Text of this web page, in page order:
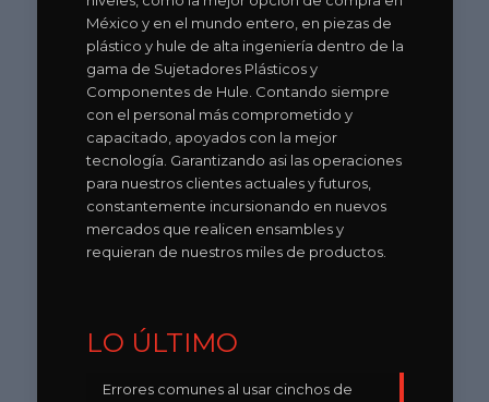
México y en el mundo entero, en piezas de
plástico y hule de alta ingeniería dentro de la
gama de Sujetadores Plásticos y
Componentes de Hule. Contando siempre
con el personal más comprometido y
capacitado, apoyados con la mejor
tecnología. Garantizando asi las operaciones
para nuestros clientes actuales y futuros,
constantemente incursionando en nuevos
mercados que realicen ensambles y
requieran de nuestros miles de productos.
LO ÚLTIMO
Errores comunes al usar cinchos de